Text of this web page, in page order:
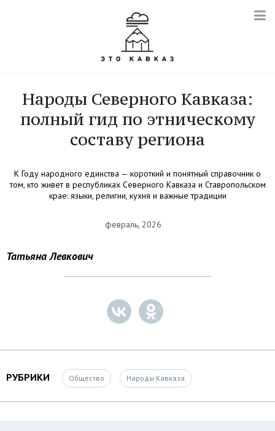
Народы Северного Кавказа:
полный гид по этническому
составу региона
К Году народного единства — короткий и понятный справочник о
том, кто живет в республиках Северного Кавказа и Ставропольском
крае: языки, религии, кухня и важные традиции
февраль, 2026
Татьяна Левкович
РУБРИКИ Общество Народы Кавказа